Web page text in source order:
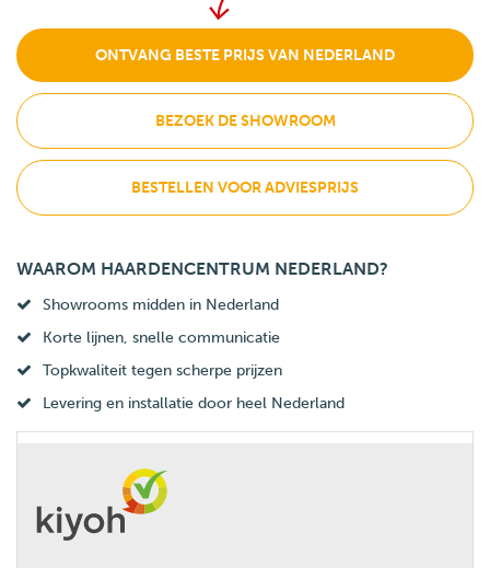
ONTVANG BESTE PRIJS VAN NEDERLAND
BEZOEK DE SHOWROOM
BESTELLEN VOOR ADVIESPRIJS
WAAROM HAARDENCENTRUM NEDERLAND?
Showrooms midden in Nederland
Korte lijnen, snelle communicatie
Topkwaliteit tegen scherpe prijzen
Levering en installatie door heel Nederland